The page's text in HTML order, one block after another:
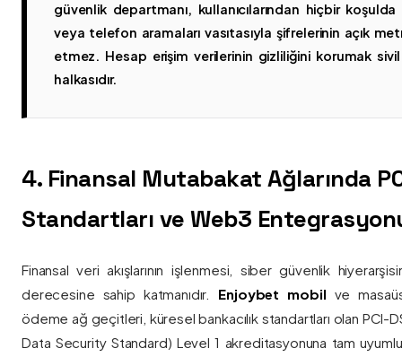
güvenlik departmanı, kullanıcılarından hiçbir
veya telefon aramaları vasıtasıyla şifrelerinin açık
etmez. Hesap erişim verilerinin gizliliğini korumak
halkasıdır.
4. Finansal Mutabakat Ağlarında
Standartları ve Web3
Finansal veri akışlarının işlenmesi, siber güvenlik
derecesine sahip katmanıdır. Enjoybet mobil ve
ödeme ağ geçitleri, küresel bankacılık standartları olan PCI-
Data Security Standard) Level 1 akreditasyonuna tam